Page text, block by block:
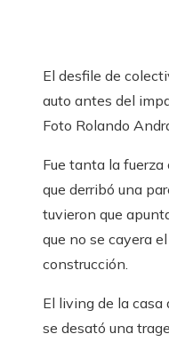
El desfile de
auto antes del
Foto Rolando
Fue tanta la fuerza
que derribó una
tuvieron que
que no se cayera
construcción.
El living de la casa
se desató una